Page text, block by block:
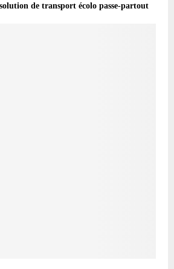
de transport écolo passe-partout